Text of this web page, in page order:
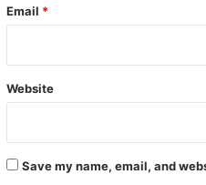
Email *
Website
Save my name, email, and